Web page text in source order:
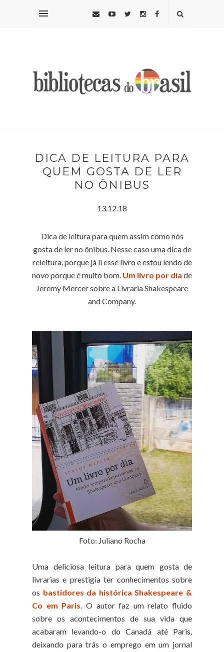
DICA DE LEITURA PARA
QUEM GOSTA DE LER
NO ÔNIBUS
13.12.18
Dica de leitura para quem assim como nós
gosta de ler no ônibus. Nesse caso uma dica de
releitura, porque já li esse livro e estou lendo de
novo porque é muito bom. Um livro por dia de
Jeremy Mercer sobre a Livraria Shakespeare
and Company.
Foto: Juliano Rocha
Uma deliciosa leitura para quem gosta de
livrarias e prestigia ter conhecimentos sobre
os bastidores da histórica Shakespeare &
Co em Paris. O autor faz um relato fluido
sobre os acontecimentos de sua vida que
acabaram levando-o do Canadá até Paris,
deixando para trás o emprego em um jornal